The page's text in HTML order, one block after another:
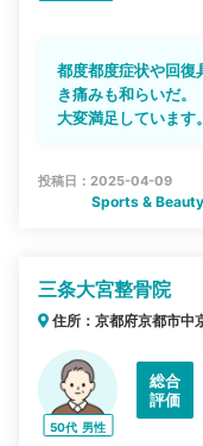
都度都度症状や回復
き痛みも和らいだ。
大変満足しています。
投稿日：2025-04-09
Sports & Beauty
三条大宮整骨院
住所：京都府京都市中
50代 男性
総合
評価